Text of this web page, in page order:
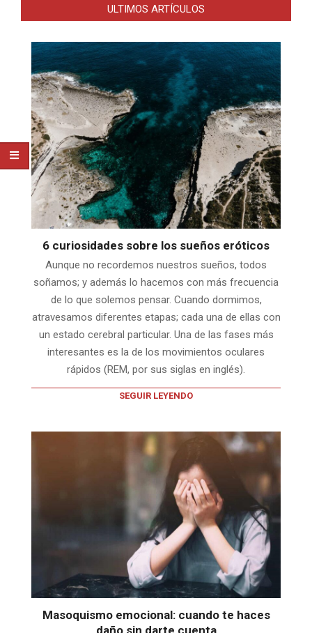
ULTIMOS ARTÍCULOS
6 curiosidades sobre los sueños eróticos
Aunque no recordemos nuestros sueños, todos
soñamos; y además lo hacemos con más frecuencia
de lo que solemos pensar. Cuando dormimos,
atravesamos diferentes etapas; cada una de ellas con
un estado cerebral particular. Una de las fases más
interesantes es la de los movimientos oculares
rápidos (REM, por sus siglas en inglés).
SEGUIR LEYENDO
Masoquismo emocional: cuando te haces
daño sin darte cuenta